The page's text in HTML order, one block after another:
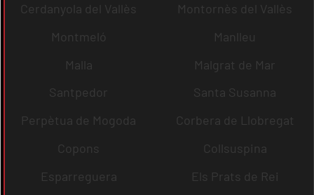
Cerdanyola del Vallès
Montornès del Vallès
Montmeló
Manlleu
Malla
Malgrat de Mar
Santpedor
Santa Susanna
Perpètua de Mogoda
Corbera de Llobregat
Copons
Collsuspina
Esparreguera
Els Prats de Rei